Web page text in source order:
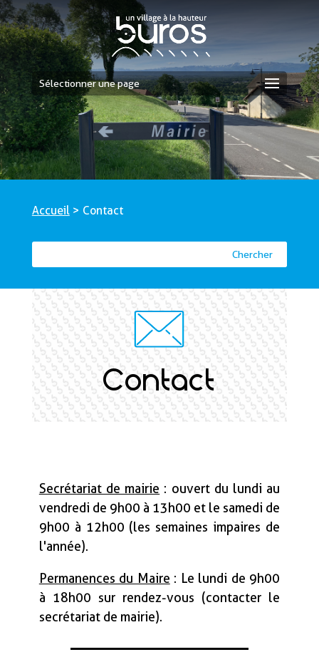
Sélectionner une page
Accueil> Contact
Contact
Secrétariat de mairie : ouvert du lundi au
vendredi de 9h00 à 13h00 et le samedi de
9h00 à 12h00 (les semaines impaires de
l'année).
Permanences du Maire : Le lundi de 9h00
à 18h00 sur rendez-vous (contacter le
secrétariat de mairie).